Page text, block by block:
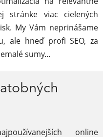
stránke viac cielených
My Vám neprinášame
ale hneď profi SEO, za
sumy...
online